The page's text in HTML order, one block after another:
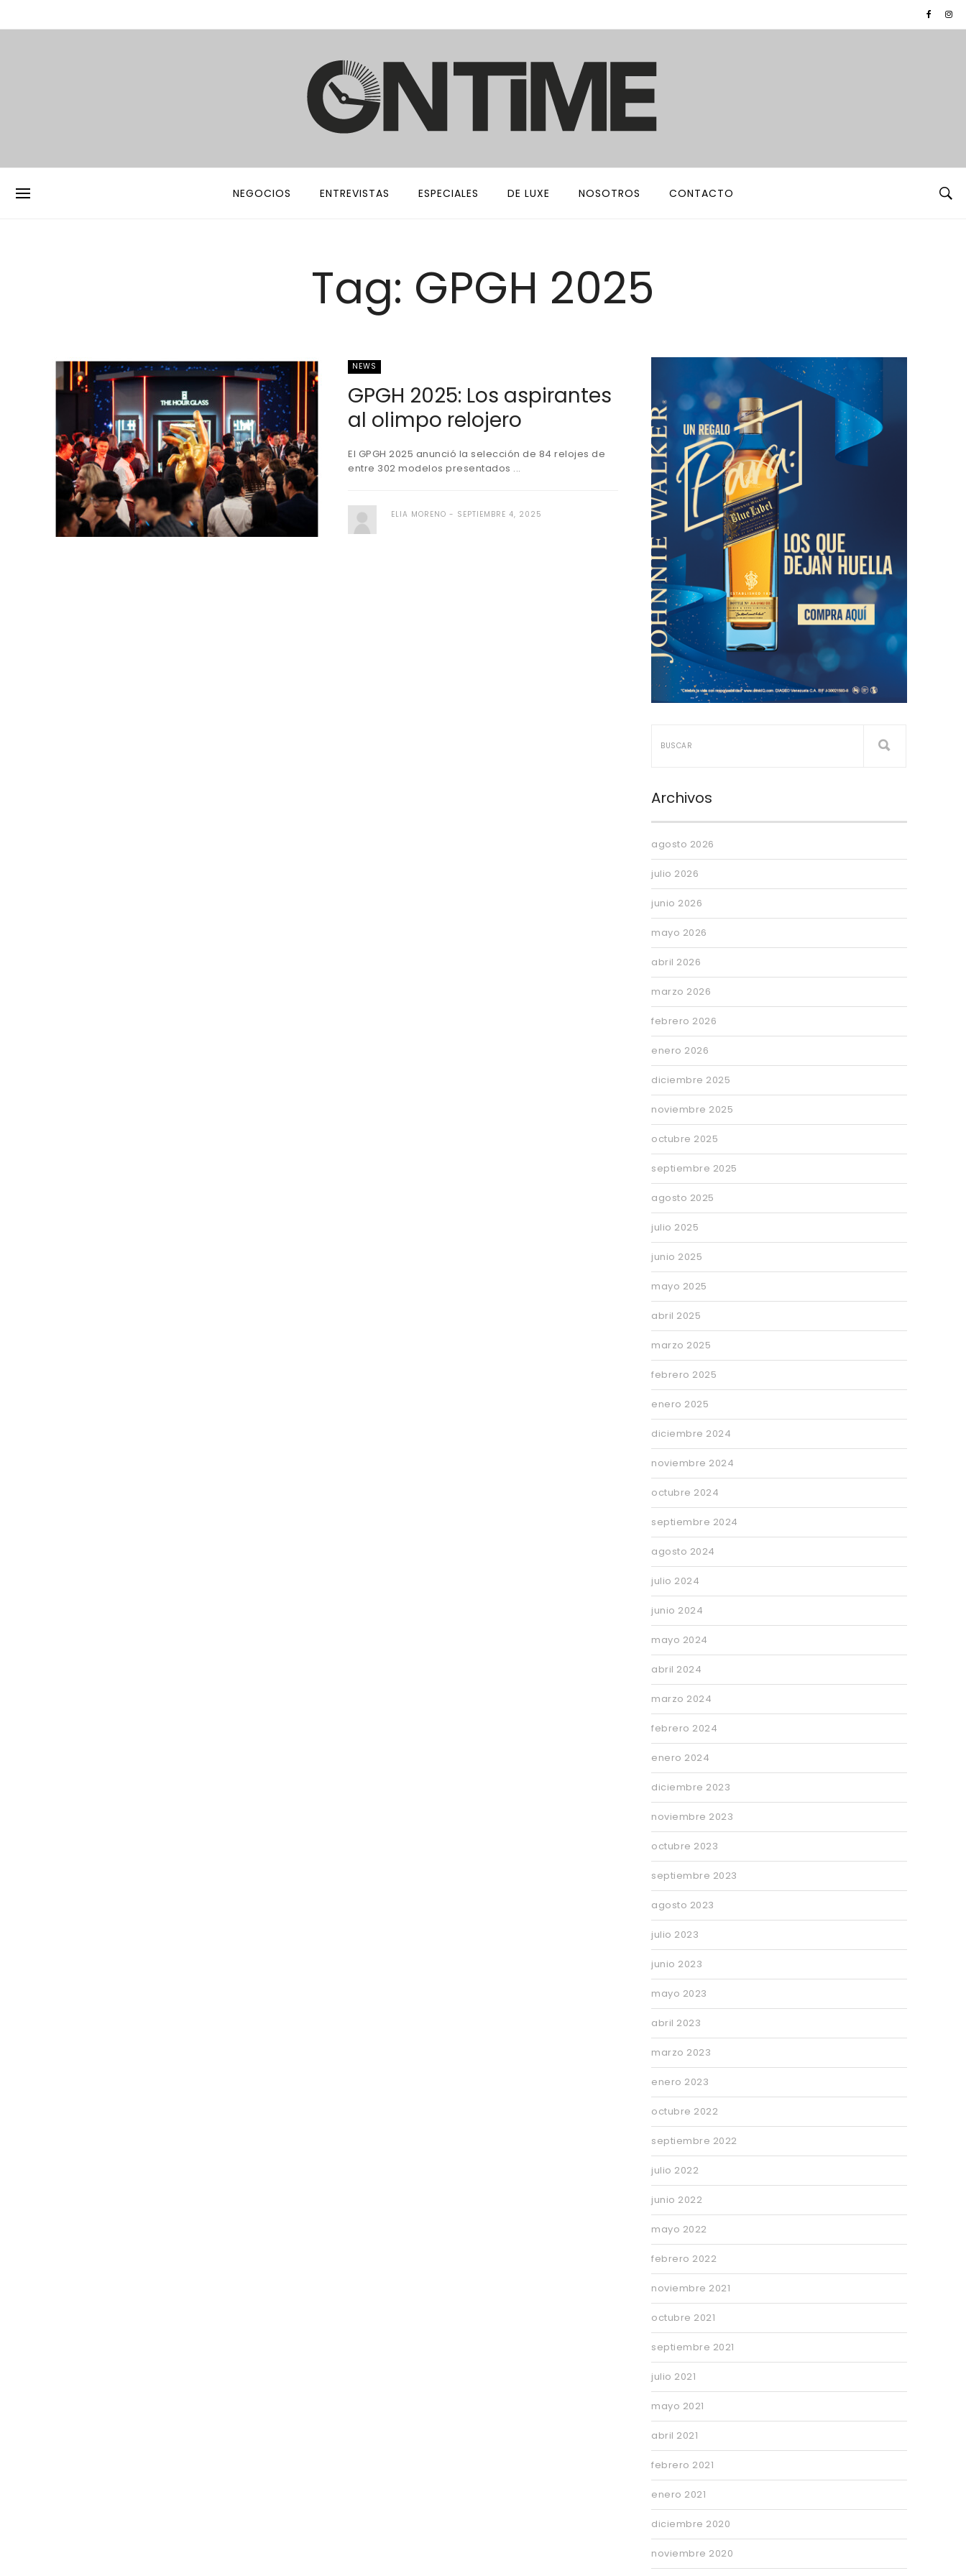
NEGOCIOS ENTREVISTAS ESPECIALES DE LUXE NOSOTROS CONTACTO
Tag: GPGH 2025
NEWS
GPGH 2025: Los aspirantes
al olimpo relojero
El GPGH 2025 anunció la selección de 84 relojes de
entre 302 modelos presentados ...
ELIA MORENO SEPTIEMBRE 4, 2025
Archivos
agosto 2026
julio 2026
junio 2026
mayo 2026
abril 2026
marzo 2026
febrero 2026
enero 2026
diciembre 2025
noviembre 2025
octubre 2025
septiembre 2025
agosto 2025
julio 2025
junio 2025
mayo 2025
abril 2025
marzo 2025
febrero 2025
enero 2025
diciembre 2024
noviembre 2024
octubre 2024
septiembre 2024
agosto 2024
julio 2024
junio 2024
mayo 2024
abril 2024
marzo 2024
febrero 2024
enero 2024
diciembre 2023
noviembre 2023
octubre 2023
septiembre 2023
agosto 2023
julio 2023
junio 2023
mayo 2023
abril 2023
marzo 2023
enero 2023
octubre 2022
septiembre 2022
julio 2022
junio 2022
mayo 2022
febrero 2022
noviembre 2021
octubre 2021
septiembre 2021
julio 2021
mayo 2021
abril 2021
febrero 2021
enero 2021
diciembre 2020
noviembre 2020